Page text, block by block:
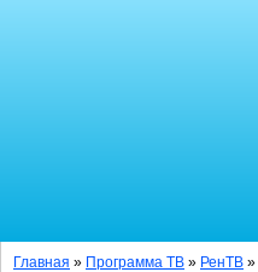
Главная » Программа ТВ » РенТВ »